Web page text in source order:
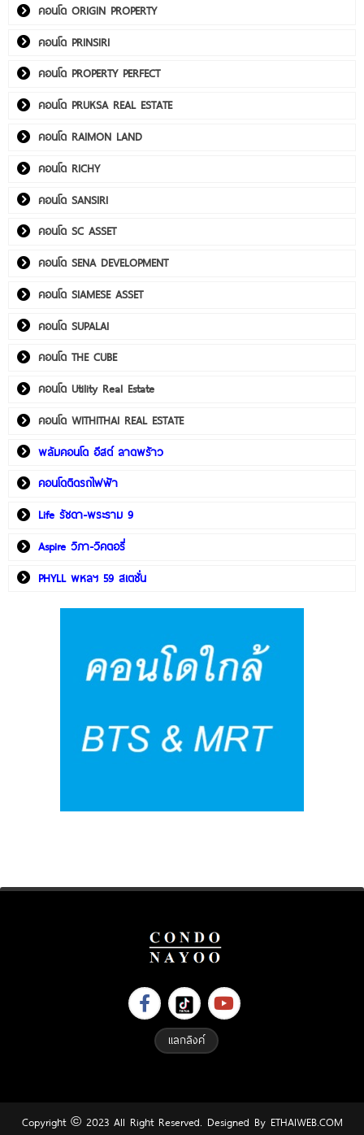
คอนโด ORIGIN PROPERTY
คอนโด PRINSIRI
คอนโด PROPERTY PERFECT
คอนโด PRUKSA REAL ESTATE
คอนโด RAIMON LAND
คอนโด RICHY
คอนโด SANSIRI
คอนโด SC ASSET
คอนโด SENA DEVELOPMENT
คอนโด SIAMESE ASSET
คอนโด SUPALAI
คอนโด THE CUBE
คอนโด Utility Real Estate
คอนโด WITHITHAI REAL ESTATE
พลัมคอนโด อีสต์ ลาดพร้าว
คอนโดติดรถไฟฟ้า
Life รัชดา-พระราม 9
Aspire วิภา-วิคตอรี่
PHYLL พหลฯ 59 สเตชั่น
แลกลิงค์
Copyright © 2023 All Right Reserved. Designed By ETHAIWEB.COM